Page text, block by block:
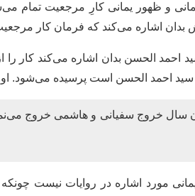
و ظهور یمانی کارِ مرجعیت
اشاره می‌کند که فرمان کار مرجعیت
سید احمد الحسن است پرسیده می‌شود.
سال خروج سفیانی و هاشمی خروج
مورد اشاره در روایات نیست